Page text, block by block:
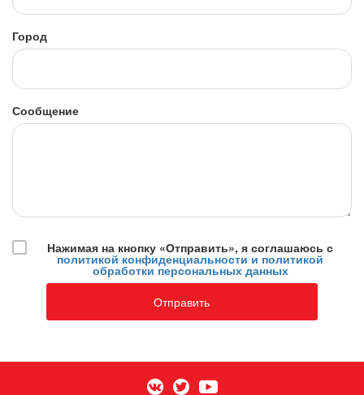
Город
Сообщение
Нажимая на кнопку «Отправить», я соглашаюсь с
политикой конфиденциальности и политикой
обработки персональных данных